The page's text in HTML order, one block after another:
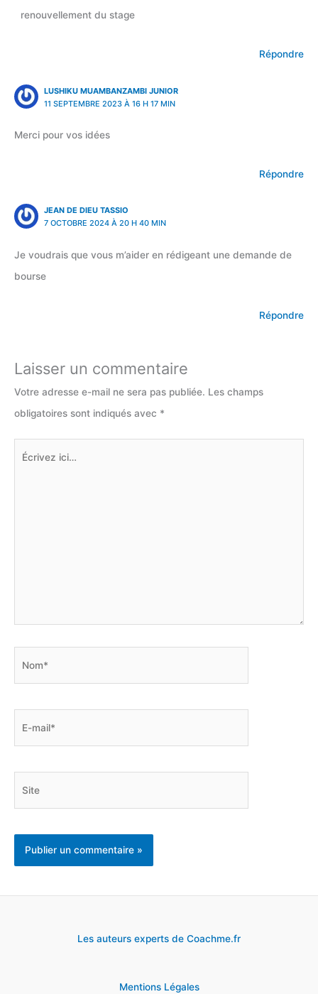
renouvellement du stage
Répondre
LUSHIKU MUAMBANZAMBI JUNIOR
11 SEPTEMBRE 2023 À 16 H 17 MIN
Merci pour vos idées
Répondre
JEAN DE DIEU TASSIO
7 OCTOBRE 2024 À 20 H 40 MIN
Je voudrais que vous m’aider en rédigeant une demande de
bourse
Répondre
Laisser un commentaire
Votre adresse e-mail ne sera pas publiée. Les champs
obligatoires sont indiqués avec *
Les auteurs experts de Coachme.fr
Mentions Légales